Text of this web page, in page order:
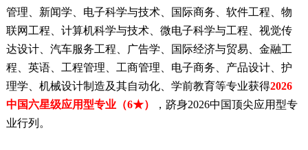
管理、新闻学、电子科学与技术、国际商务、软件工程、物
联网工程、计算机科学与技术、微电子科学与工程、视觉传
达设计、汽车服务工程、广告学、国际经济与贸易、金融工
程、英语、工程管理、工商管理、电子商务、产品设计、护
理学、机械设计制造及其自动化、学前教育等专业获得2026
中国六星级应用型专业（6★）
，跻身2026中国顶尖应用型专
业行列。